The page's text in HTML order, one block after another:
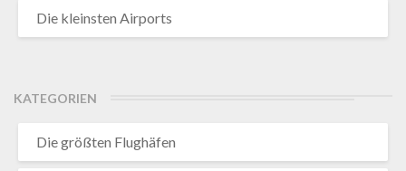
Die kleinsten Airports
KATEGORIEN
Die größten Flughäfen